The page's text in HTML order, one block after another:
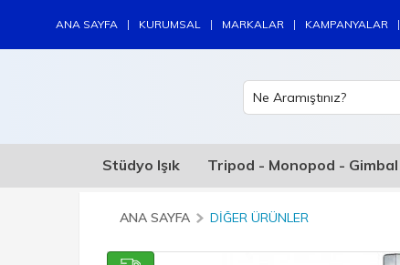
ANA SAYFA | KURUMSAL | MARKALAR | KAMPANYALAR |
Stüdyo Işık Tripod - Monopod - Gimbal
ANA SAYFA DIĞER ÜRÜNLER